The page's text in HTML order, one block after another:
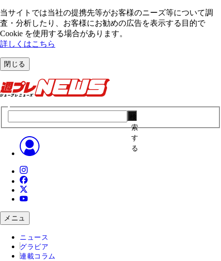
当サイトでは当社の提携先等がお客様のニーズ等について調
査・分析したり、お客様にお勧めの広告を表⽰する⽬的で
Cookie を使⽤する場合があります。
詳しくはこちら
閉じる
索
す
る
メニュ
ニュース
グラビア
連載コラム